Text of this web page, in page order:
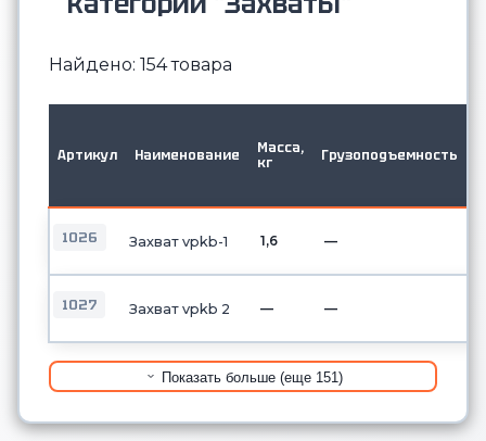
Найдено: 154 товара
Артикул Наименование
Масса,
кг
Грузоподъемность
1026 Захват vpkb-1 1,6 —
1027 Захват vpkb 2 — —
Показать больше (еще 151)